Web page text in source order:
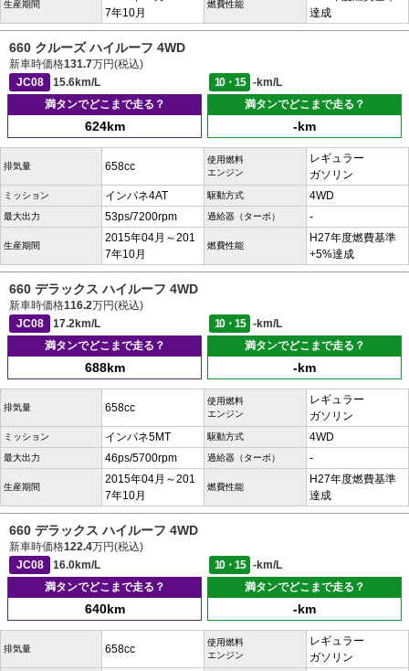
生産期間
7年10月
燃費性能
達成
660 クルーズ ハイルーフ 4WD
新車時価格131.7万円(税込)
JC08
15.6km/L 10・15
-km/L
満タンでどこまで走る？
624km
満タンでどこまで走る？
-km
排気量 658cc
使用燃料
エンジン
レギュラー
ガソリン
ミッション インパネ4AT 駆動方式 4WD
最大出力 53ps/7200rpm 過給器（ターボ） -
生産期間
2015年04月～201
7年10月
燃費性能
H27年度燃費基準
+5%達成
660 デラックス ハイルーフ 4WD
新車時価格116.2万円(税込)
JC08
17.2km/L 10・15
-km/L
満タンでどこまで走る？
688km
満タンでどこまで走る？
-km
排気量 658cc
使用燃料
エンジン
レギュラー
ガソリン
ミッション インパネ5MT 駆動方式 4WD
最大出力 46ps/5700rpm 過給器（ターボ） -
生産期間
2015年04月～201
7年10月
燃費性能
H27年度燃費基準
達成
660 デラックス ハイルーフ 4WD
新車時価格122.4万円(税込)
JC08
16.0km/L 10・15
-km/L
満タンでどこまで走る？
640km
満タンでどこまで走る？
-km
排気量 658cc
使用燃料
エンジン
レギュラー
ガソリン